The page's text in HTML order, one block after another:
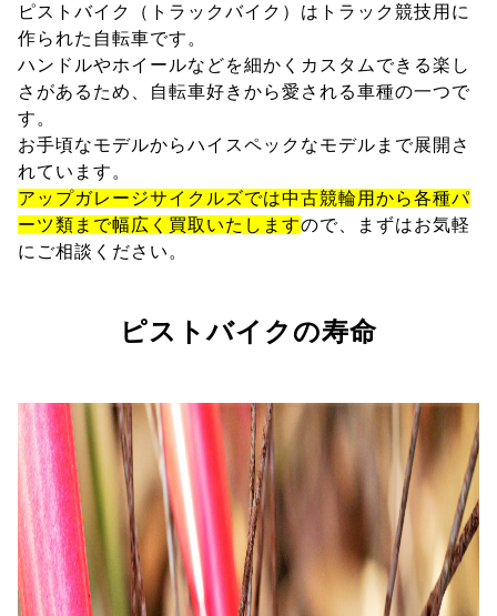
ピストバイク（トラックバイク）はトラック競技用に
作られた自転車です。
ハンドルやホイールなどを細かくカスタムできる楽し
さがあるため、自転車好きから愛される車種の一つで
す。
お手頃なモデルからハイスペックなモデルまで展開さ
れています。
アップガレージサイクルズでは中古競輪用から各種パ
ーツ類まで幅広く買取いたしますので、まずはお気軽
にご相談ください。
ピストバイクの寿命